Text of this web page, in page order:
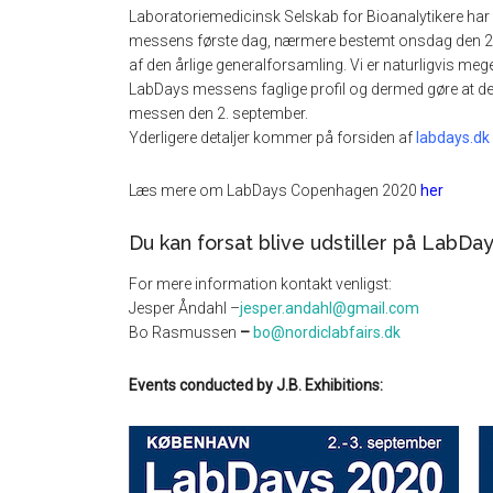
Laboratoriemedicinsk Selskab for Bioanalytikere
messens første dag, nærmere bestemt onsdag den
af den årlige generalforsamling. Vi er naturligvis
LabDays messens faglige profil og dermed gøre at
messen den 2. september.
Yderligere detaljer kommer på forsiden af labdays.dk
Læs mere om LabDays Copenhagen 2020 her
Du kan forsat blive udstiller på
For mere information kontakt venligst:
Jesper Åndahl –jesper.andahl@gmail.com
Bo Rasmussen – bo@nordiclabfairs.dk
Events conducted by J.B. Exhibitions: